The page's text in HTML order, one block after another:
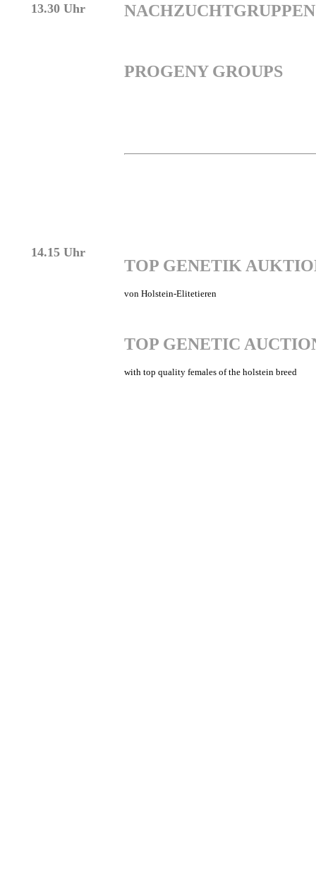
13.30 Uhr NACHZUCHTGRUPPEN
PROGENY GROUPS
14.15 Uhr
TOP GENETIK
von Holstein-Elitetieren
TOP GENETIC
with top quality females of the holstein breed